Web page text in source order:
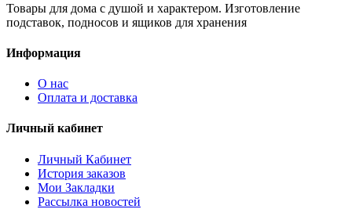
Товары для дома с душой и характером. Изготовление
подставок, подносов и ящиков для хранения
Информация
О нас
Оплата и доставка
Личный кабинет
Личный Кабинет
История заказов
Мои Закладки
Рассылка новостей